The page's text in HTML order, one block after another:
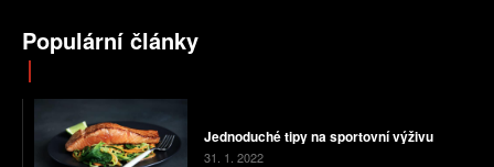
Populární články
Jednoduché tipy na sportovní výživu
31. 1. 2022